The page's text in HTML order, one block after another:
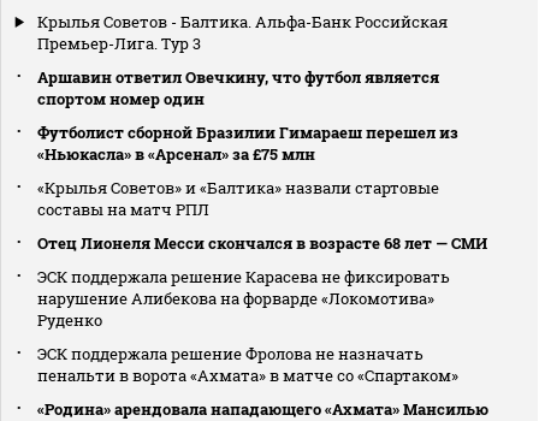
Крылья Советов - Балтика. Альфа-Банк Российская
Премьер-Лига. Тур 3
Аршавин ответил Овечкину, что футбол является
спортом номер один
Футболист сборной Бразилии Гимараеш перешел из
«Ньюкасла» в «Арсенал» за £75 млн
«Крылья Советов» и «Балтика» назвали стартовые
составы на матч РПЛ
Отец Лионеля Месси скончался в возрасте 68 лет — СМИ
ЭСК поддержала решение Карасева не фиксировать
нарушение Алибекова на форварде «Локомотива»
Руденко
ЭСК поддержала решение Фролова не назначать
пенальти в ворота «Ахмата» в матче со «Спартаком»
«Родина» арендовала нападающего «Ахмата» Мансилью